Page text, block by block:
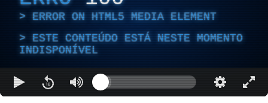
ERROR ON HTML5 MEDIA ELEMENT
ESTE CONTEÚDO ESTÁ NESTE MOMENTO
INDISPONÍVEL